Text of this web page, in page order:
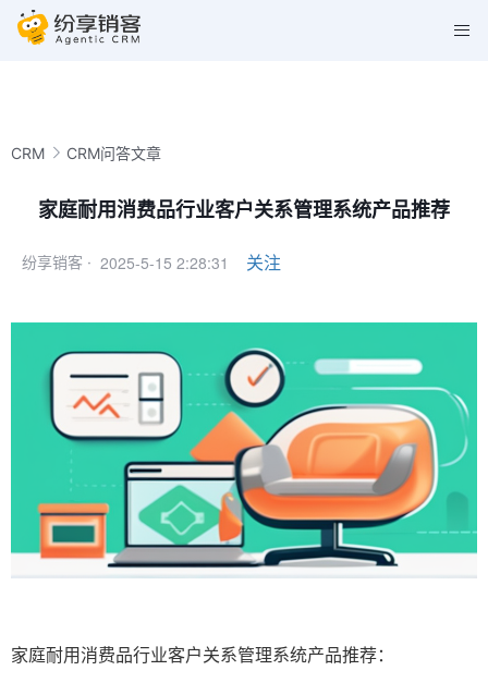
CRM CRM问答文章
家庭耐用消费品行业客户关系管理系统产品推荐
纷享销客 · 2025-5-15 2:28:31 关注
家庭耐用消费品行业客户关系管理系统产品推荐：